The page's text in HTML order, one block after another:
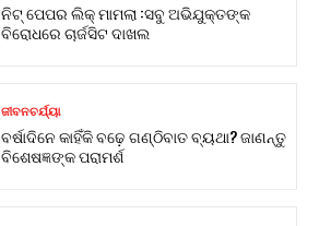
ନିଟ୍ ପେପର ଲିକ୍ ମାମଲା :ସବୁ ଅଭିଯୁକ୍ତଙ୍କ
ବିରୋଧରେ ଚାର୍ଜସିଟ ଦାଖଲ
ଜୀବନଚର୍ଯ୍ୟା
ବର୍ଷାଦିନେ କାହିଁକି ବଢ଼େ ଗଣ୍ଠିବାତ ବ୍ୟଥା? ଜାଣନ୍ତୁ
ବିଶେଷଜ୍ଞଙ୍କ ପରାମର୍ଶ